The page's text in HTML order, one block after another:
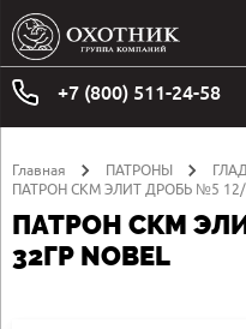
+7 (800) 511-24-58
Главная ПАТРОНЫ
ПАТРОН СКМ ЭЛИТ ДРОБЬ №5 12/
ПАТРОН СКМ
32ГР NOBEL